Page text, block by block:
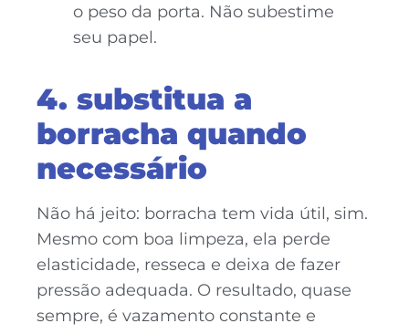
o peso da porta. Não subestime
seu papel.
4. substitua a
borracha quando
necessário
Não há jeito: borracha tem vida útil, sim.
Mesmo com boa limpeza, ela perde
elasticidade, resseca e deixa de fazer
pressão adequada. O resultado, quase
sempre, é vazamento constante e